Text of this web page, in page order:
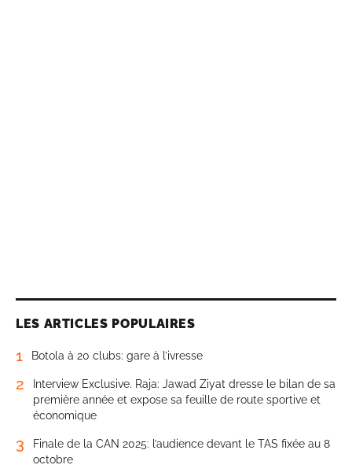
LES ARTICLES POPULAIRES
1 Botola à 20 clubs: gare à l’ivresse
2
Interview Exclusive. Raja: Jawad Ziyat dresse le bilan de sa
première année et expose sa feuille de route sportive et
économique
3
Finale de la CAN 2025: l’audience devant le TAS fixée au 8
octobre